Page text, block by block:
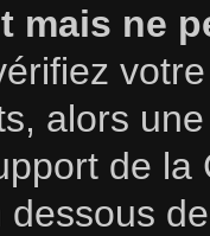
mais ne
alors
de la